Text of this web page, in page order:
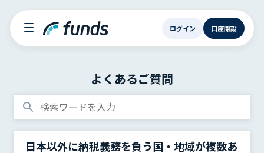
ログイン 口座開設
よくあるご質問
日本以外に納税義務を負う国・地域が複数あ